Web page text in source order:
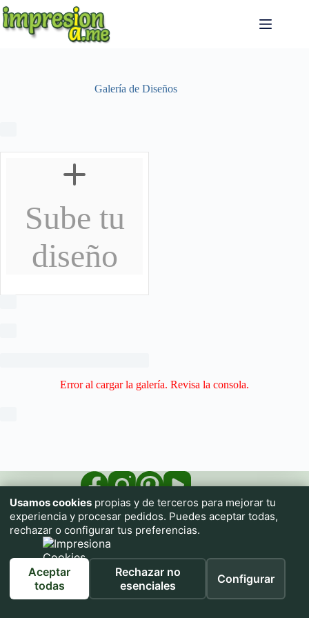
Saltar
al
contenido
Galería de Diseños
Sube tu
diseño
Error al cargar la galería. Revisa la consola.
Impresiona.me pone a tu alcance una imprenta textil con
prendas de calidad para que personalices tu ropa sin necesidad
Usamos cookies propias y de terceros para mejorar tu
experiencia y procesar pedidos. Puedes aceptar todas,
rechazar o configurar tus preferencias.
Aceptar
todas
Rechazar no
esenciales
Configurar